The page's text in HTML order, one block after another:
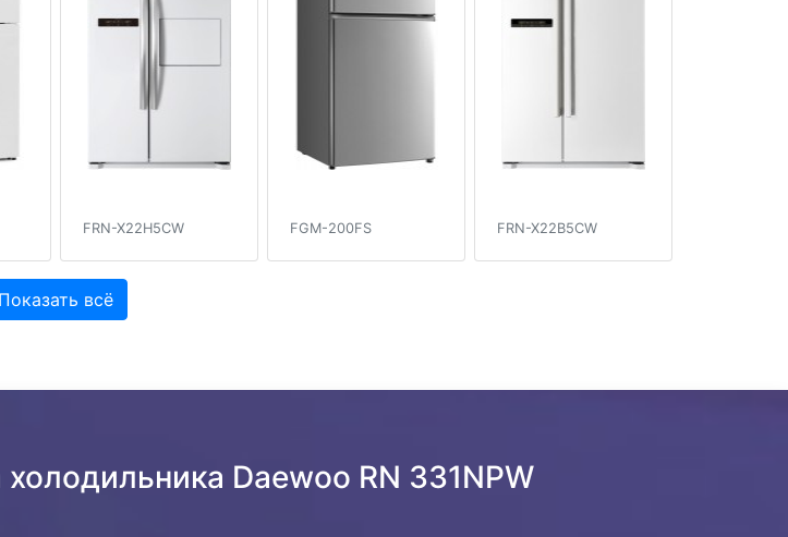
FRN-X22H5CW FGM-200FS FRN-X22B5CW
Показать всё
Daewoo RN 331NPW